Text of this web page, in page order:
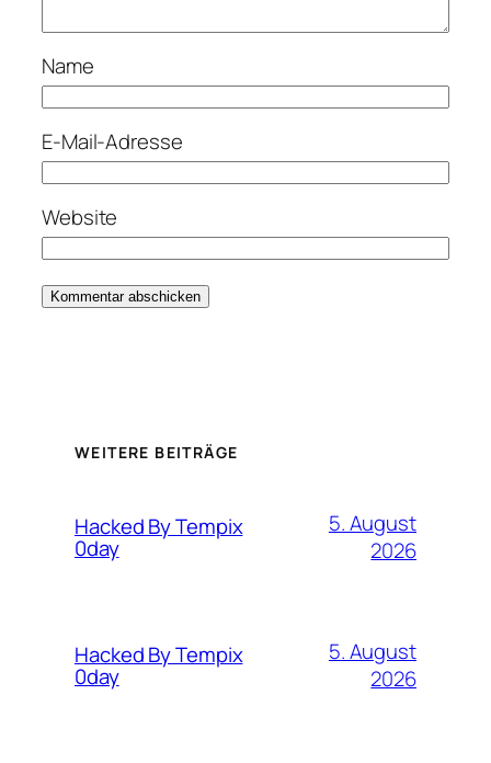
Name
E-Mail-Adresse
Website
WEITERE BEITRÄGE
Hacked By Tempix
0day
5. August
2026
Hacked By Tempix
0day
5. August
2026